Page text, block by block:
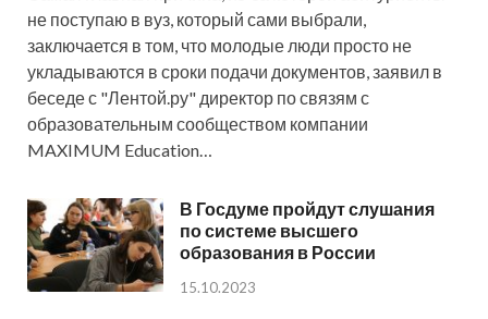
не поступаю в вуз, который сами выбрали,
заключается в том, что молодые люди просто не
укладываются в сроки подачи документов, заявил в
беседе с "Лентой.ру" директор по связям с
образовательным сообществом компании
MAXIMUM Education…
В Госдуме пройдут слушания
по системе высшего
образования в России
15.10.2023